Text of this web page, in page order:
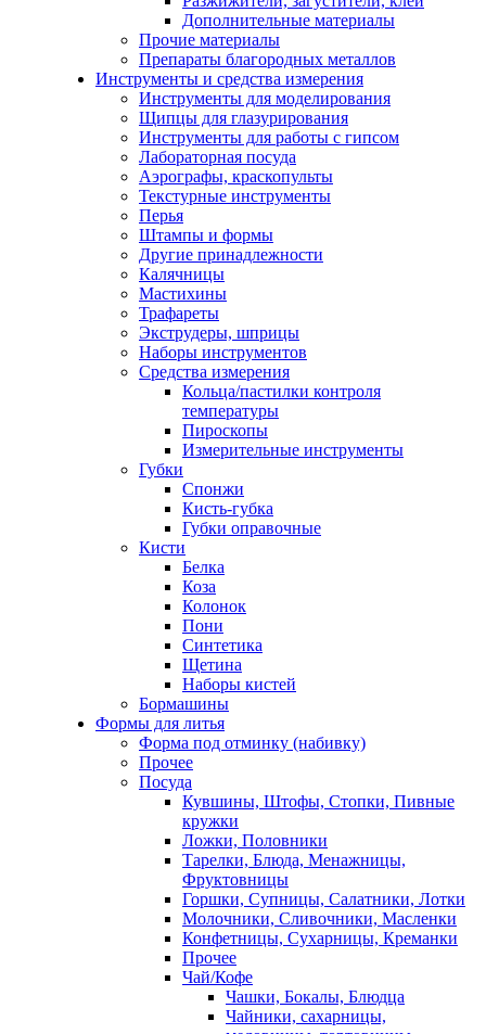
Дополнительные материалы
Прочие материалы
Препараты благородных металлов
Инструменты и средства измерения
Инструменты для моделирования
Щипцы для глазурирования
Инструменты для работы с гипсом
Лабораторная посуда
Аэрографы, краскопульты
Текстурные инструменты
Перья
Штампы и формы
Другие принадлежности
Калячницы
Мастихины
Трафареты
Экструдеры, шприцы
Наборы инструментов
Средства измерения
Кольца/пастилки контроля
температуры
Пироскопы
Измерительные инструменты
Губки
Спонжи
Кисть-губка
Губки оправочные
Кисти
Белка
Коза
Колонок
Пони
Синтетика
Щетина
Наборы кистей
Бормашины
Формы для литья
Форма под отминку (набивку)
Прочее
Посуда
Кувшины, Штофы, Стопки, Пивные
кружки
Ложки, Половники
Тарелки, Блюда, Менажницы,
Фруктовницы
Горшки, Супницы, Салатники, Лотки
Молочники, Сливочники, Масленки
Конфетницы, Сухарницы, Креманки
Прочее
Чай/Кофе
Чашки, Бокалы, Блюдца
Чайники, сахарницы,